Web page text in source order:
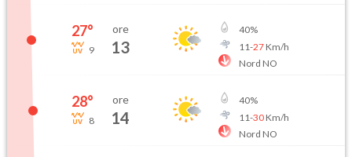
27°
9
ore
13
40%
11-27Km/h
Nord NO
28°
8
ore
14
40%
11-30Km/h
Nord NO